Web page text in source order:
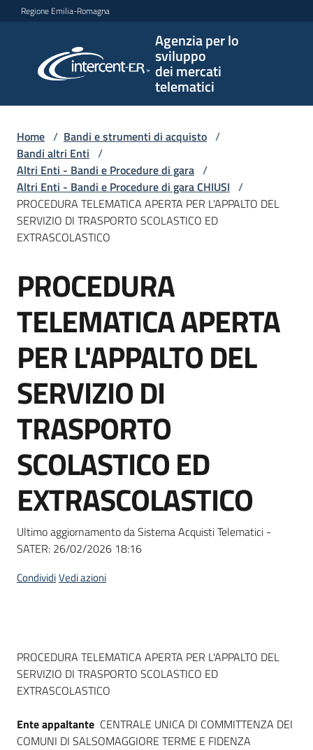
Vai al contenuto
Vai alla navigazione
Vai al footer
Regione Emilia-Romagna
Agenzia per lo
sviluppo
dei mercati
telematici
per lo
sviluppo
telematici
L'Agenzia
e
strumenti
acquisto
Supporto
Piattaforme
telematiche
English
site
su
Home / Bandi e strumenti di acquisto /
Bandi altri Enti /
Altri Enti - Bandi e Procedure di gara /
Altri Enti - Bandi e Procedure di gara CHIUSI /
PROCEDURA TELEMATICA APERTA PER L'APPALTO DEL
SERVIZIO DI TRASPORTO SCOLASTICO ED
EXTRASCOLASTICO
Salta al contenuto
PROCEDURA
TELEMATICA APERTA
PER L'APPALTO DEL
SERVIZIO DI
TRASPORTO
SCOLASTICO ED
EXTRASCOLASTICO
Ultimo aggiornamento da Sistema Acquisti Telematici -
SATER: 26/02/2026 18:16
CondividiVedi azioni
Dati del bando
PROCEDURA TELEMATICA APERTA PER L'APPALTO DEL
SERVIZIO DI TRASPORTO SCOLASTICO ED
EXTRASCOLASTICO
Ente appaltante CENTRALE UNICA DI COMMITTENZA DEI
COMUNI DI SALSOMAGGIORE TERME E FIDENZA